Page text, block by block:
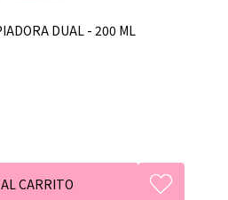
DUAL - 200 ML